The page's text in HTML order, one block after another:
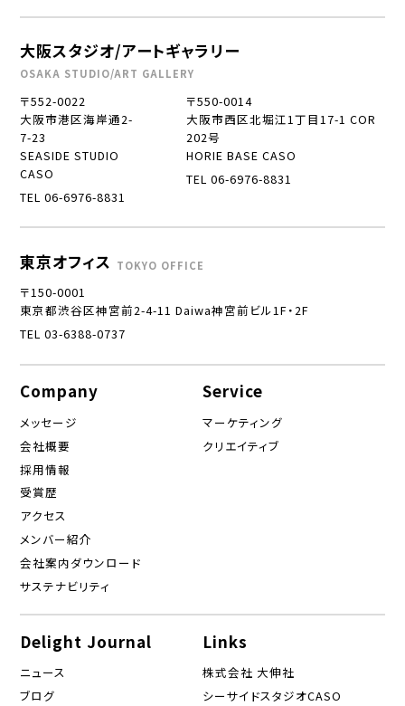
大阪スタジオ/アートギャラリー
OSAKA STUDIO/ART GALLERY
〒552-0022
大阪市港区海岸通2-
7-23
SEASIDE STUDIO
CASO
TEL 06-6976-8831
〒550-0014
大阪市西区北堀江1丁目17-1 COR
202号
HORIE BASE CASO
TEL 06-6976-8831
東京オフィス TOKYO OFFICE
〒150-0001
東京都渋谷区神宮前2-4-11 Daiwa神宮前ビル1F・2F
TEL 03-6388-0737
Company
メッセージ
会社概要
採用情報
受賞歴
アクセス
メンバー紹介
会社案内ダウンロード
サステナビリティ
Service
マーケティング
クリエイティブ
Delight Journal
ニュース
ブログ
Links
株式会社 大伸社
シーサイドスタジオCASO